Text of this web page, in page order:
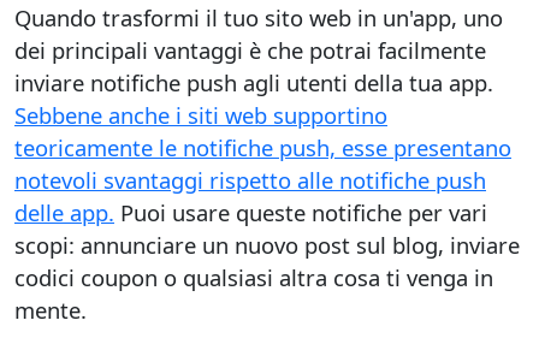
Quando trasformi il tuo sito web in un'app, uno
dei principali vantaggi è che potrai facilmente
inviare notifiche push agli utenti della tua app.
Sebbene anche i siti web supportino
teoricamente le notifiche push, esse presentano
notevoli svantaggi rispetto alle notifiche push
delle app. Puoi usare queste notifiche per vari
scopi: annunciare un nuovo post sul blog, inviare
codici coupon o qualsiasi altra cosa ti venga in
mente.